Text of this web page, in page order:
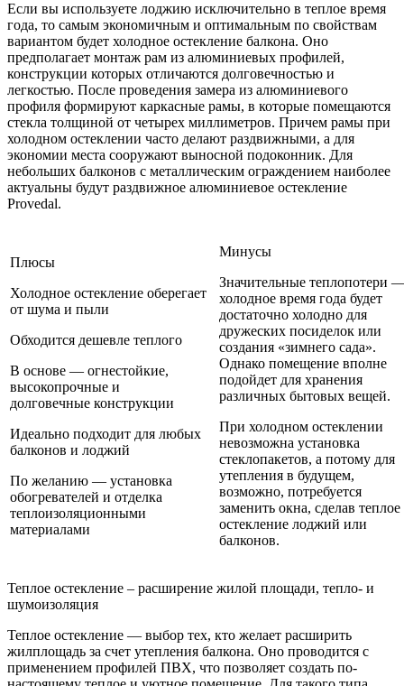
Если вы используете лоджию исключительно в теплое время
года, то самым экономичным и оптимальным по свойствам
вариантом будет холодное остекление балкона. Оно
предполагает монтаж рам из алюминиевых профилей,
конструкции которых отличаются долговечностью и
легкостью. После проведения замера из алюминиевого
профиля формируют каркасные рамы, в которые помещаются
стекла толщиной от четырех миллиметров. Причем рамы при
холодном остеклении часто делают раздвижными, а для
экономии места сооружают выносной подоконник. Для
небольших балконов с металлическим ограждением наиболее
актуальны будут раздвижное алюминиевое остекление
Provedal.
Плюсы
Холодное остекление оберегает
от шума и пыли
Обходится дешевле теплого
В основе — огнестойкие,
высокопрочные и
долговечные конструкции
Идеально подходит для любых
балконов и лоджий
По желанию — установка
обогревателей и отделка
теплоизоляционными
материалами
Минусы
Значительные теплопотери
холодное время года будет
достаточно холодно для
дружеских посиделок или
создания «зимнего сада».
Однако помещение вполне
подойдет для хранения
различных бытовых вещей.
При холодном остеклении
невозможна установка
стеклопакетов, а потому для
утепления в будущем,
возможно, потребуется
заменить окна, сделав теплое
остекление лоджий или
балконов.
Теплое остекление – расширение жилой площади, тепло- и
шумоизоляция
Теплое остекление — выбор тех, кто желает расширить
жилплощадь за счет утепления балкона. Оно проводится с
применением профилей ПВХ, что позволяет создать по-